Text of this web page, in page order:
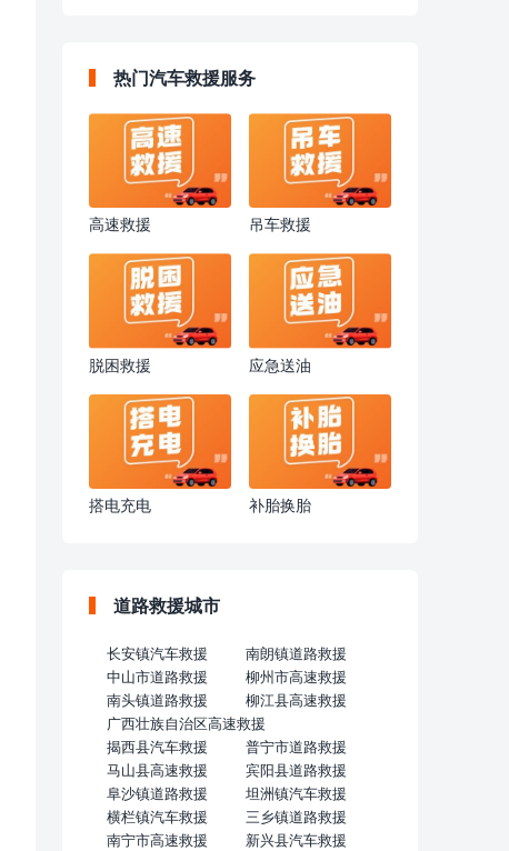
热门汽车救援服务
高速救援 吊车救援
脱困救援 应急送油
搭电充电 补胎换胎
道路救援城市
长安镇汽车救援
南朗镇道路救援
中山市道路救援
柳州市高速救援
南头镇道路救援
柳江县高速救援
广西壮族自治区高速救援
揭西县汽车救援
普宁市道路救援
马山县高速救援
宾阳县道路救援
阜沙镇道路救援
坦洲镇汽车救援
横栏镇汽车救援
三乡镇道路救援
南宁市高速救援
新兴县汽车救援